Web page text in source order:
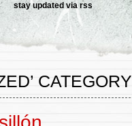
stay updated via rss
CATEGORY